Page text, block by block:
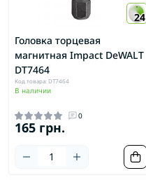
24
Головка торцевая
магнитная Impact DeWALT
DT7464
Код товара: DT7464
В наличии
0
165 грн.